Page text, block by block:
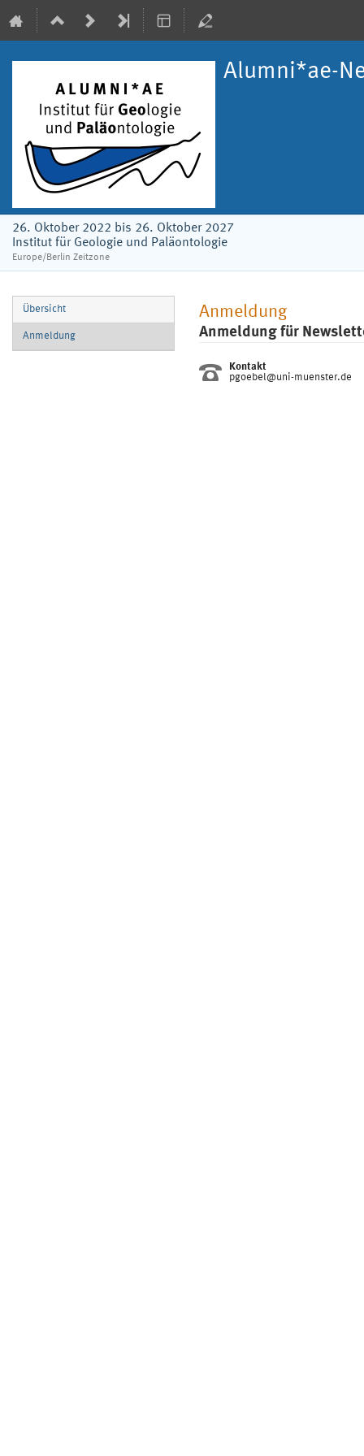
Alumni*ae-
26. Oktober 2022 bis 26. Oktober 2027
Institut für Geologie und Paläontologie
Europe/Berlin Zeitzone
Veranstaltungsmenü
Übersicht
Anmeldung
Anmeldung
Anmeldung für
Kontakt
pgoebel@uni-muenster.de